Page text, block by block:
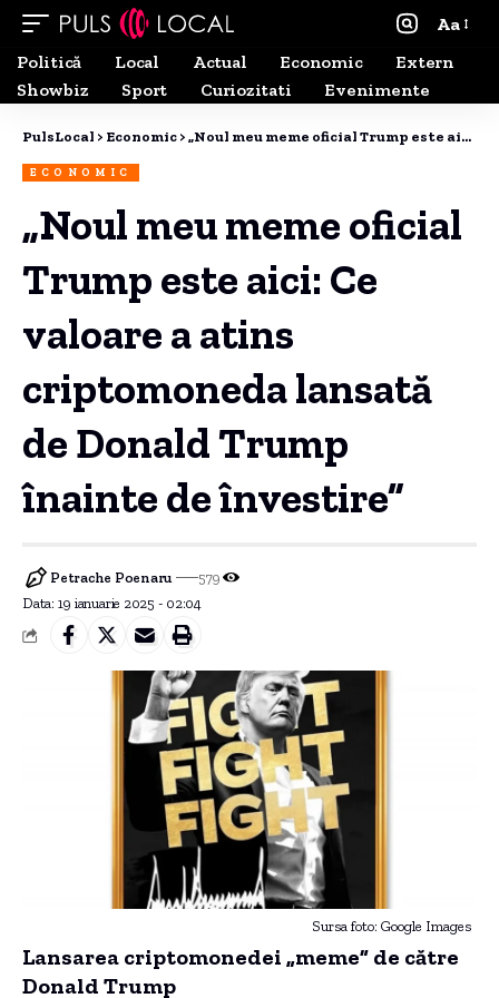
Aa
Politică
Local Actual Economic
Extern
Showbiz
Sport Curiozitati Evenimente
PulsLocal > Economic > „Noul meu meme oficial Trump este aici: Ce valoare a atins criptomoneda lansată de Donald Trump înainte de învestire”
ECONOMIC
„Noul meu meme oficial
Trump este aici: Ce
valoare a atins
criptomoneda lansată
de Donald Trump
înainte de învestire”
Data: 19 ianuarie 2025 - 02:04
Petrache Poenaru 579
Sursa foto: Google Images
Lansarea criptomonedei „meme” de către
Donald Trump